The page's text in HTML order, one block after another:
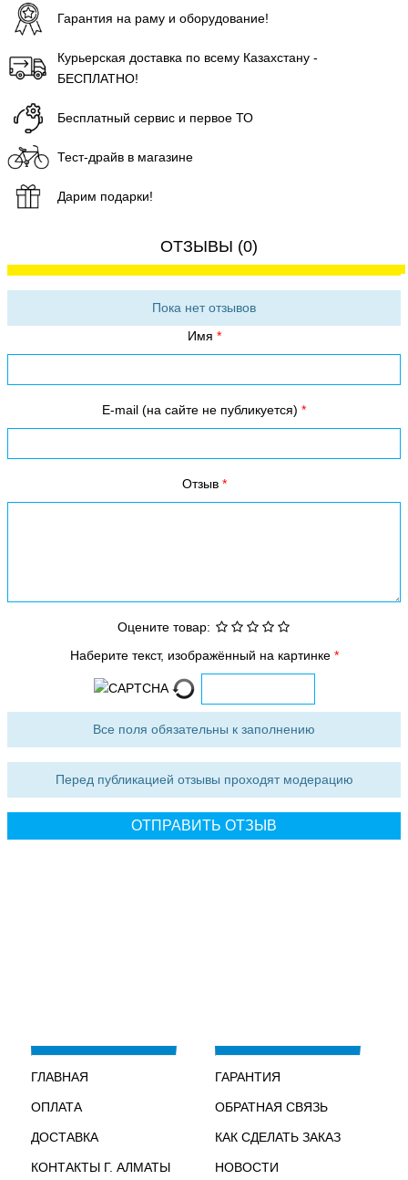
Гарантия на раму и оборудование!
Курьерская доставка по всему Казахстану -
БЕСПЛАТНО!
Бесплатный сервис и первое ТО
Тест-драйв в магазине
Дарим подарки!
ОТЗЫВЫ (0)
Пока нет отзывов
Имя
E-mail (на сайте не публикуется)
Отзыв
Оцените товар:
Наберите текст, изображённый на картинке
Все поля обязательны к заполнению
Перед публикацией отзывы проходят модерацию
ГЛАВНАЯ
ОПЛАТА
ДОСТАВКА
КОНТАКТЫ Г. АЛМАТЫ
ГАРАНТИЯ
ОБРАТНАЯ СВЯЗЬ
КАК СДЕЛАТЬ ЗАКАЗ
НОВОСТИ